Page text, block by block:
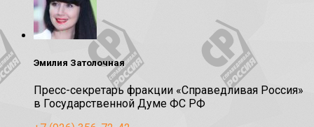
Эмилия Затолочная
Пресс-секретарь фракции «Справедливая Россия»
в Государственной Думе ФС РФ